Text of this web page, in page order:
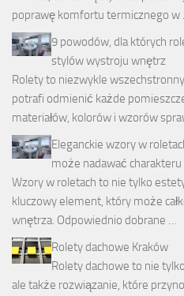
poprawę komfortu termicznego w
9 powodów, dla których
stylów wystroju wnętrz
Rolety to niezwykle
potrafi odmienić każde
materiałów, kolorów i wzorów
Eleganckie wzory w
może nadawać
Wzory w roletach to nie tylko
kluczowy element, który może
wnętrza. Odpowiednio dobrane …
Rolety dachowe Kraków
Rolety dachowe to nie
ale także rozwiązanie, które